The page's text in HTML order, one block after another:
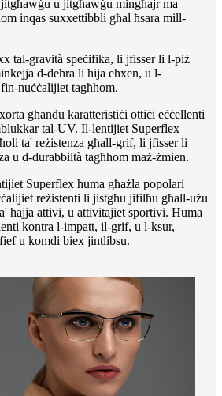
u jitgħawġu mingħajr ma
inqas suxxettibbli għal ħsara mill-
tal-gravità speċifika, li jfisser li l-piż
d-dehra li hija eħxen, u l-
nuċċalijiet tagħhom.
għandu karatteristiċi ottiċi eċċellenti
tal-UV. Il-lentijiet Superflex
ta' reżistenza għall-grif, li jfisser li
u d-durabbiltà tagħhom maż-żmien.
Superflex huma għażla popolari
reżistenti li jistgħu jifilħu għall-użu
ħajja attivi, u attivitajiet sportivi. Huma
kontra l-impatt, il-grif, u l-ksur,
u komdi biex jintlibsu.